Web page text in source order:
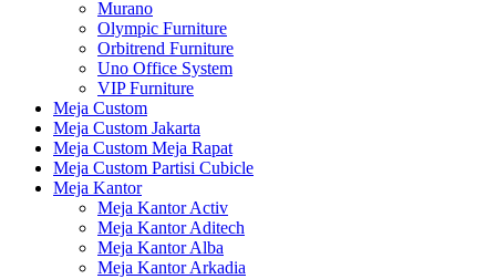
Murano
Olympic Furniture
Orbitrend Furniture
Uno Office System
VIP Furniture
Meja Custom
Meja Custom Jakarta
Meja Custom Meja Rapat
Meja Custom Partisi Cubicle
Meja Kantor
Meja Kantor Activ
Meja Kantor Aditech
Meja Kantor Alba
Meja Kantor Arkadia